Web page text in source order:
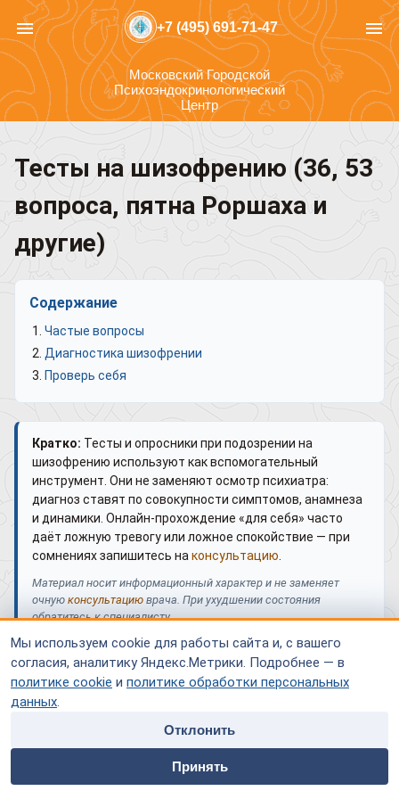
Мы используем cookie для работы сайта и, с вашего
согласия, аналитику Яндекс.Метрики. Подробнее — в
политике cookie и политике обработки персональных
данных.
Отклонить
Принять
home people
Специалисты
payment contacts
menu +7 (495) 691-71-47 menu
Московский Городской
Психоэндокринологический
Центр
Тесты на шизофрению (36, 53
вопроса, пятна Роршаха и
другие)
Содержание
Частые вопросы
Диагностика шизофрении
Проверь себя
Кратко: Тесты и опросники при подозрении на
шизофрению используют как вспомогательный
инструмент. Они не заменяют осмотр психиатра:
диагноз ставят по совокупности симптомов, анамнеза
и динамики. Онлайн-прохождение «для себя» часто
даёт ложную тревогу или ложное спокойствие — при
сомнениях запишитесь на консультацию
Материал носит информационный характер и не заменяет
очную консультацию врача. При ухудшении состояния
обратитесь к специалисту.
Частые вопросы
Зачем тогда тесты?
Для скрининга и научной/клинической оценки в руках
Что важнее теста?